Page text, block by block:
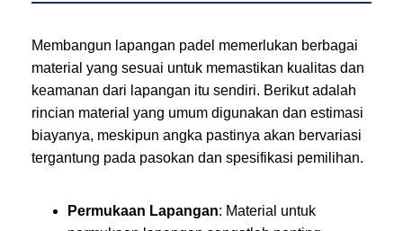
Membangun lapangan padel memerlukan berbagai
material yang sesuai untuk memastikan kualitas dan
keamanan dari lapangan itu sendiri. Berikut adalah
rincian material yang umum digunakan dan estimasi
biayanya, meskipun angka pastinya akan bervariasi
tergantung pada pasokan dan spesifikasi pemilihan.
Permukaan Lapangan: Material untuk